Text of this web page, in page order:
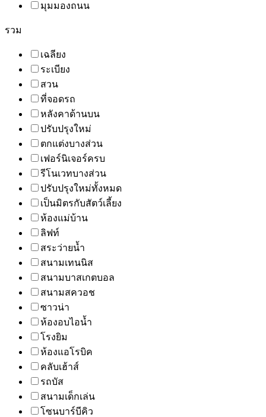
มุมมองถนน
รวม
เฉลียง
ระเบียง
สวน
ที่จอดรถ
หลังคาด้านบน
ปรับปรุงใหม่
ตกแต่งบางส่วน
เฟอร์นิเจอร์ครบ
รีโนเวทบางส่วน
ปรับปรุงใหม่ทั้งหมด
เป็นมิตรกับสัตว์เลี้ยง
ห้องแม่บ้าน
ลิฟท์
สระว่ายน้ำ
สนามเทนนิส
สนามบาสเกตบอล
สนามสควอช
ซาวน่า
ห้องอบไอน้ำ
โรงยิม
ห้องแอโรบิค
คลับเฮ้าส์
รถบัส
สนามเด็กเล่น
โซนบาร์บีคิว